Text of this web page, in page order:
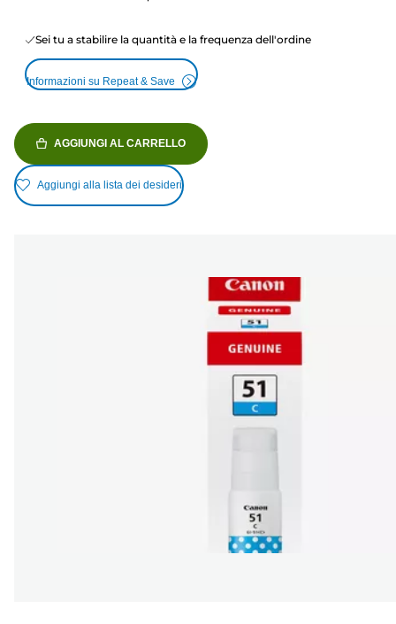
Sei tu a stabilire la quantità e la frequenza dell'ordine
Informazioni su Repeat & Save
AGGIUNGI AL CARRELLO
Aggiungi alla lista dei desideri